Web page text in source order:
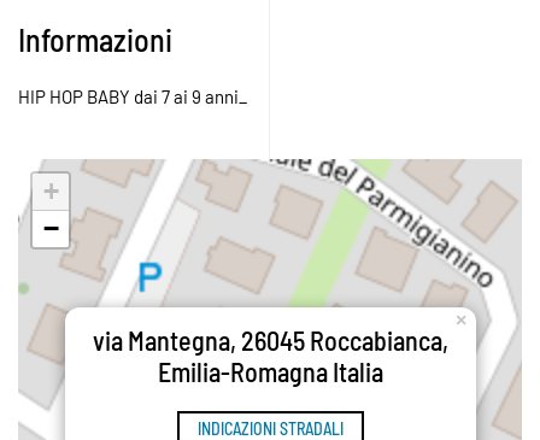
Informazioni
HIP HOP BABY dai 7 ai 9 anni_
via Mantegna, 26045 Roccabianca,
Emilia-Romagna Italia
INDICAZIONI STRADALI
×
+
−